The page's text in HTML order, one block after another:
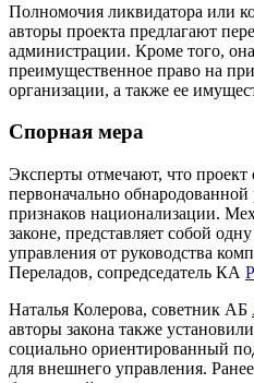
Полномочия ликвидатора или
авторы проекта предлагают
администрации. Кроме того,
преимущественное право на
организации, а также ее
Спорная мера
Эксперты отмечают, что проект
первоначально
признаков национализации.
законе, представляет собой
управления от руководства
Переладов, сопредседатель КА
Наталья Колерова, советник АБ
авторы закона также
социально ориентированный
для внешнего управления.